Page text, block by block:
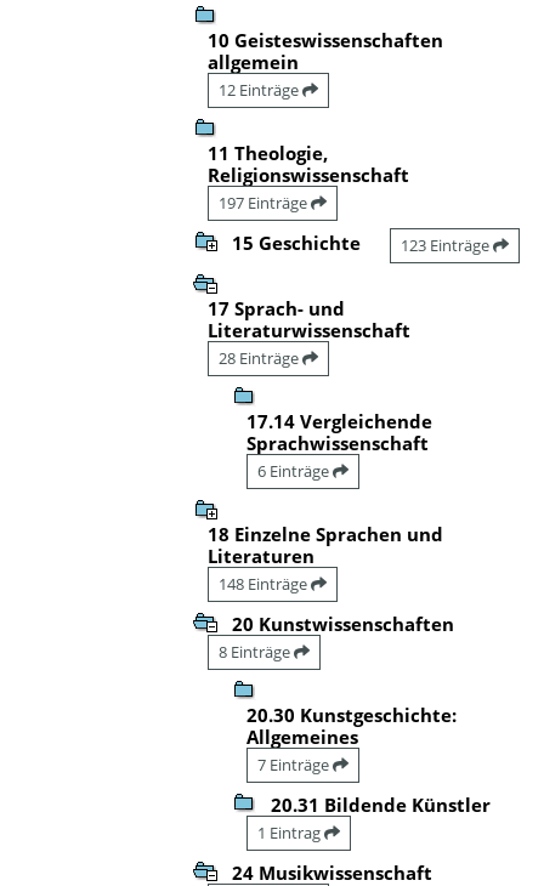
10 Geisteswissenschaften
allgemein
12 Einträge
11 Theologie,
Religionswissenschaft
197 Einträge
15 Geschichte 123 Einträge
17 Sprach- und
Literaturwissenschaft
28 Einträge
17.14 Vergleichende
Sprachwissenschaft
6 Einträge
18 Einzelne Sprachen und
Literaturen
148 Einträge
20 Kunstwissenschaften
8 Einträge
20.30 Kunstgeschichte:
Allgemeines
7 Einträge
20.31 Bildende Künstler
1 Eintrag
24 Musikwissenschaft